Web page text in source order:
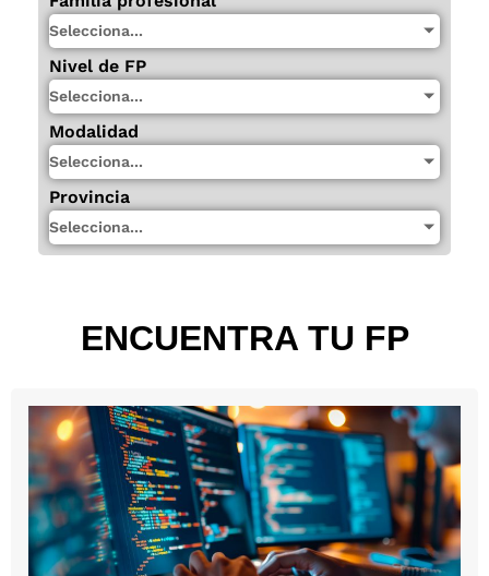
Selecciona...
Nivel de FP
Selecciona...
Modalidad
Selecciona...
Provincia
Selecciona...
ENCUENTRA TU FP